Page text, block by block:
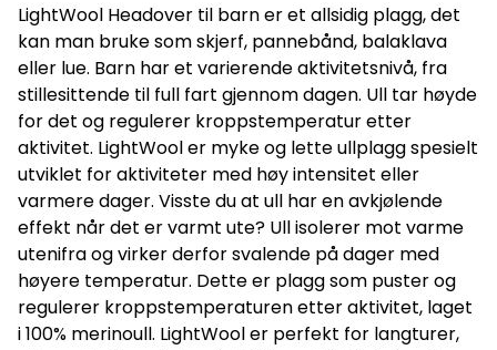
LightWool Headover til barn er et allsidig plagg, det
kan man bruke som skjerf, pannebånd, balaklava
eller lue. Barn har et varierende aktivitetsnivå, fra
stillesittende til full fart gjennom dagen. Ull tar høyde
for det og regulerer kroppstemperatur etter
aktivitet. LightWool er myke og lette ullplagg spesielt
utviklet for aktiviteter med høy intensitet eller
varmere dager. Visste du at ull har en avkjølende
effekt når det er varmt ute? Ull isolerer mot varme
utenifra og virker derfor svalende på dager med
høyere temperatur. Dette er plagg som puster og
regulerer kroppstemperaturen etter aktivitet, laget
i 100% merinoull. LightWool er perfekt for langturer,